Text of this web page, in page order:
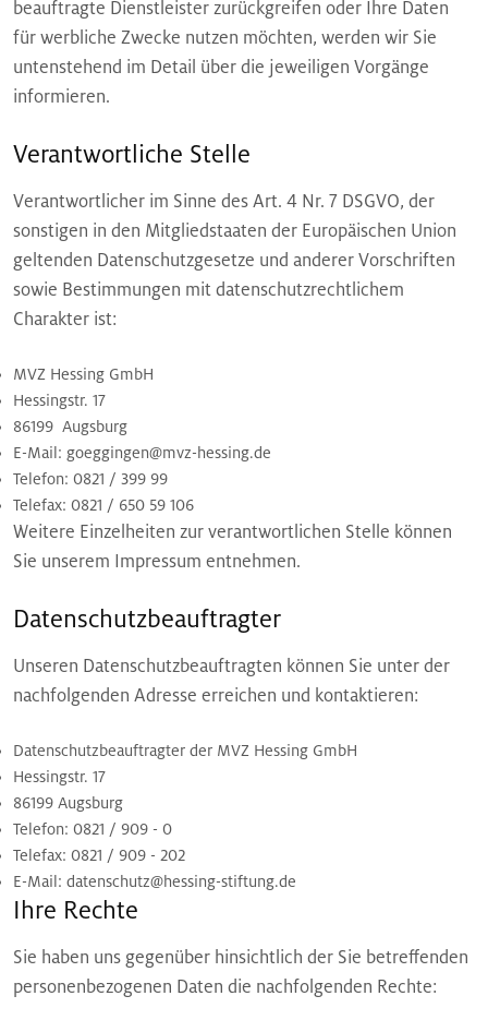
beauftragte Dienstleister zurückgreifen oder Ihre Daten
für werbliche Zwecke nutzen möchten, werden wir Sie
untenstehend im Detail über die jeweiligen Vorgänge
informieren.
Verantwortliche Stelle
Verantwortlicher im Sinne des Art. 4 Nr. 7 DSGVO, der
sonstigen in den Mitgliedstaaten der Europäischen Union
geltenden Datenschutzgesetze und anderer Vorschriften
sowie Bestimmungen mit datenschutzrechtlichem
Charakter ist:
MVZ Hessing GmbH
Hessingstr. 17
86199 Augsburg
E-Mail: goeggingen@mvz-hessing.de
Telefon: 0821 / 399 99
Telefax: 0821 / 650 59 106
Weitere Einzelheiten zur verantwortlichen Stelle können
Sie unserem Impressum entnehmen.
Datenschutzbeauftragter
Unseren Datenschutzbeauftragten können Sie unter der
nachfolgenden Adresse erreichen und kontaktieren:
Datenschutzbeauftragter der MVZ Hessing GmbH
Hessingstr. 17
86199 Augsburg
Telefon: 0821 / 909 - 0
Telefax: 0821 / 909 - 202
E-Mail: datenschutz@hessing-stiftung.de
Ihre Rechte
Sie haben uns gegenüber hinsichtlich der Sie betreffenden
personenbezogenen Daten die nachfolgenden Rechte: